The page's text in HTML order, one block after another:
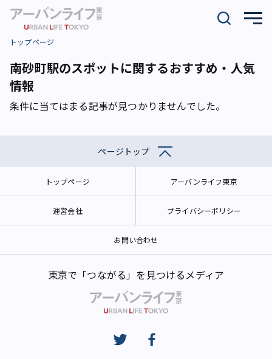
トップページ
南砂町駅のスポットに関するおすすめ・人気
情報
条件に当てはまる記事が見つかりませんでした。
ページトップ
トップページ アーバンライフ東京
運営会社 プライバシーポリシー
お問い合わせ
東京で「つながる」を見つけるメディア